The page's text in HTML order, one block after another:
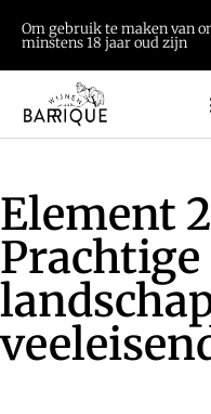
Om gebruik te maken van
minstens 18 jaar oud zijn
Element
Prachtige